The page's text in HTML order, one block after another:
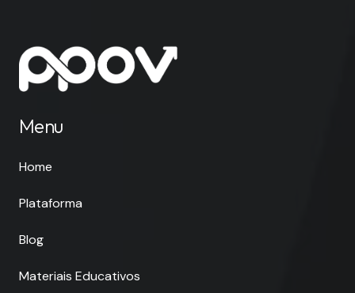
Menu
Home
Plataforma
Blog
Materiais Educativos